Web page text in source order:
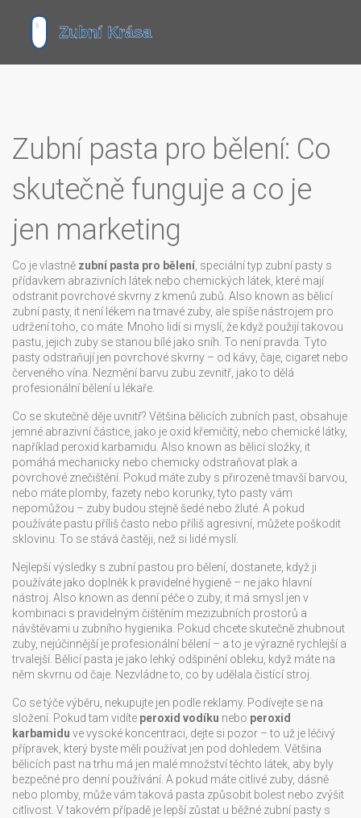
Zubní pasta pro bělení: Co
skutečně funguje a co je
jen marketing
Co je vlastně zubní pasta pro bělení speciální typ zubní pasty s
přídavkem abrazivních látek nebo chemických látek, které mají
odstranit povrchové skvrny z kmenů zubů . Also known as bělicí
zubní pasty, it není lékem na tmavé zuby, ale spíše nástrojem pro
udržení toho, co máte Mnoho lidí si myslí, že když použijí takovou
pastu, jejich zuby se stanou bílé jako sníh. To není pravda. Tyto
pasty odstraňují jen povrchové skvrny – od kávy, čaje, cigaret nebo
červeného vína. Nezmění barvu zubu zevnitř, jako to dělá
profesionální bělení u lékaře.
Co se skutečně děje uvnitř? Většina bělicích zubních past obsahuje
jemné abrazivní částice, jako je oxid křemičitý, nebo chemické látky,
například peroxid karbamidu . Also known as bělicí složky, it
pomáhá mechanicky nebo chemicky odstraňovat plak a
povrchové znečištění Pokud máte zuby s přirozeně tmavší barvou,
nebo máte plomby, fazety nebo korunky, tyto pasty vám
nepomůžou – zuby budou stejně šedé nebo žluté. A pokud
používáte pastu příliš často nebo příliš agresivní, můžete poškodit
sklovinu. To se stává častěji, než si lidé myslí.
Nejlepší výsledky s zubní pastou pro bělení dostanete, když ji
používáte jako doplněk k pravidelné hygieně – ne jako hlavní
nástroj . Also known as denní péče o zuby, it má smysl jen v
kombinaci s pravidelným čištěním mezizubních prostorů a
návštěvami u zubního hygienika Pokud chcete skutečně zhubnout
zuby, nejúčinnější je profesionální bělení – a to je výrazně rychlejší a
trvalejší. Bělicí pasta je jako lehký odšpinění obleku, když máte na
něm skvrnu od čaje. Nezvládne to, co by udělala čistící stroj.
Co se týče výběru, nekupujte jen podle reklamy. Podívejte se na
složení. Pokud tam vidíte peroxid vodíku nebo peroxid
karbamidu ve vysoké koncentraci, dejte si pozor – to už je léčivý
přípravek, který byste měli používat jen pod dohledem. Většina
bělicích past na trhu má jen malé množství těchto látek, aby byly
bezpečné pro denní používání. A pokud máte citlivé zuby, dásně
nebo plomby, může vám taková pasta způsobit bolest nebo zvýšit
citlivost. V takovém případě je lepší zůstat u běžné zubní pasty s